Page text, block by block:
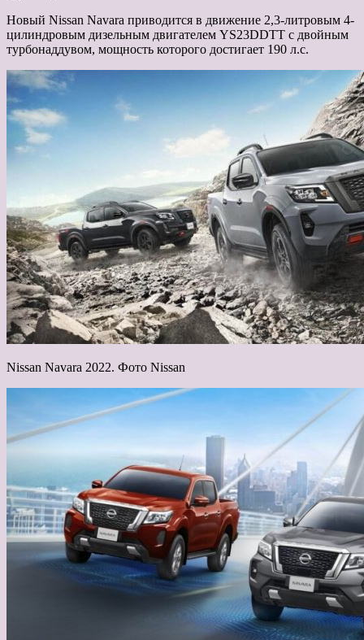
Новый Nissan Navara приводится в движение 2,3-литровым 4-
цилиндровым дизельным двигателем YS23DDTT с двойным
турбонаддувом, мощность которого достигает 190 л.с.
Nissan Navara 2022. Фото Nissan